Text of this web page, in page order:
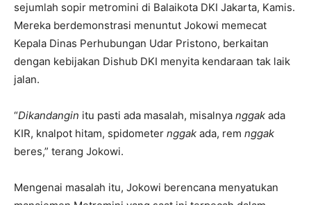
sejumlah sopir metromini di Balaikota DKI Jakarta, Kamis.
Mereka berdemonstrasi menuntut Jokowi memecat
Kepala Dinas Perhubungan Udar Pristono, berkaitan
dengan kebijakan Dishub DKI menyita kendaraan tak laik
jalan.
“Dikandangin itu pasti ada masalah, misalnya nggak ada
KIR, knalpot hitam, spidometer nggak ada, rem nggak
beres,” terang Jokowi.
Mengenai masalah itu, Jokowi berencana menyatukan